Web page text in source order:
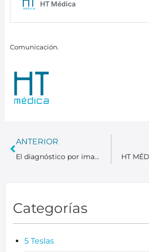
Comunicación.
ANTERIOR
El diagnóstico por imagen como aliado de tu prevención y bienestar.
Categorías
5 Teslas